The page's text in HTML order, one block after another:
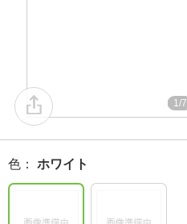
1/7
色 ： ホワイト